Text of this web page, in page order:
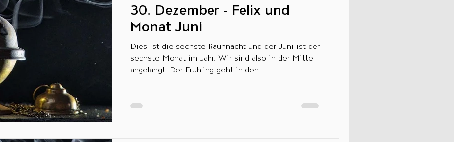
30. Dezember - Felix und
Monat Juni
Dies ist die sechste Rauhnacht und der Juni ist der
sechste Monat im Jahr. Wir sind also in der Mitte
angelangt. Der Frühling geht in den...